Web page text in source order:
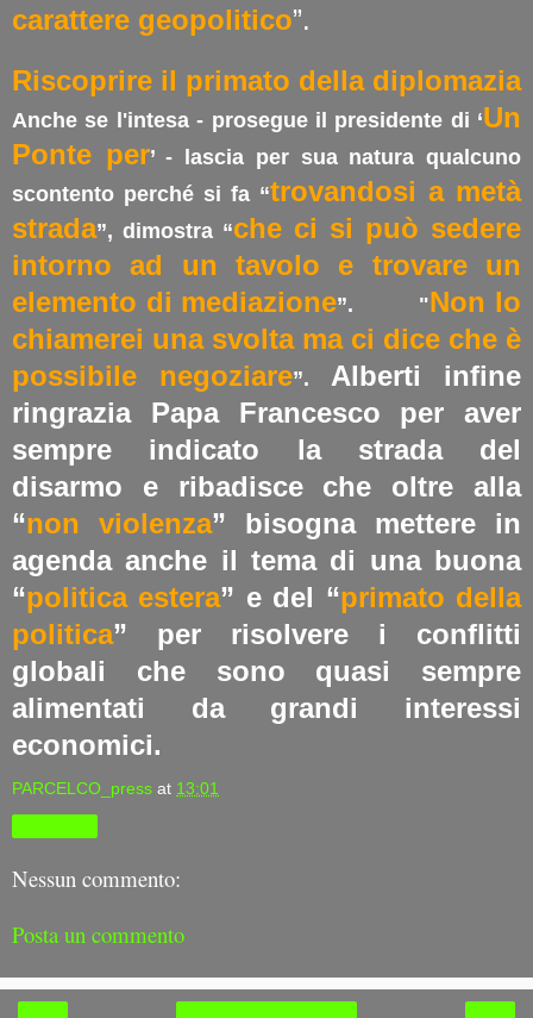
carattere geopolitico”.
Riscoprire il primato della diplomazia
Anche se l'intesa - prosegue il presidente di ‘Un
Ponte per’ - lascia per sua natura qualcuno
scontento perché si fa “trovandosi a metà
strada”, dimostra “che ci si può sedere
intorno ad un tavolo e trovare un
elemento di mediazione”. "Non lo
chiamerei una svolta ma ci dice che è
possibile negoziare”. Alberti infine
ringrazia Papa Francesco per aver
sempre indicato la strada del
disarmo e ribadisce che oltre alla
“non violenza” bisogna mettere in
agenda anche il tema di una buona
“politica estera” e del “primato della
politica” per risolvere i conflitti
globali che sono quasi sempre
alimentati da grandi interessi
economici.
PARCELCO_press at 13:01
Nessun commento:
Posta un commento